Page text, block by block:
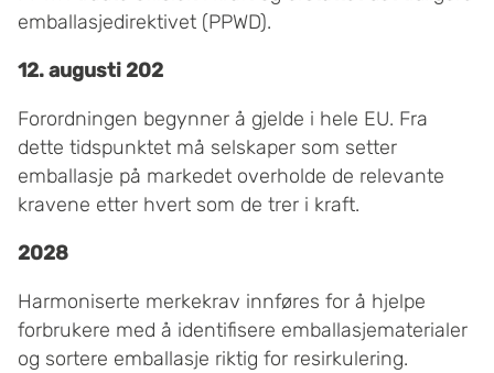
emballasjedirektivet (PPWD).
12. augusti 202
Forordningen begynner å gjelde i hele EU. Fra
dette tidspunktet må selskaper som setter
emballasje på markedet overholde de relevante
kravene etter hvert som de trer i kraft.
2028
Harmoniserte merkekrav innføres for å hjelpe
forbrukere med å identifisere emballasjematerialer
og sortere emballasje riktig for resirkulering.